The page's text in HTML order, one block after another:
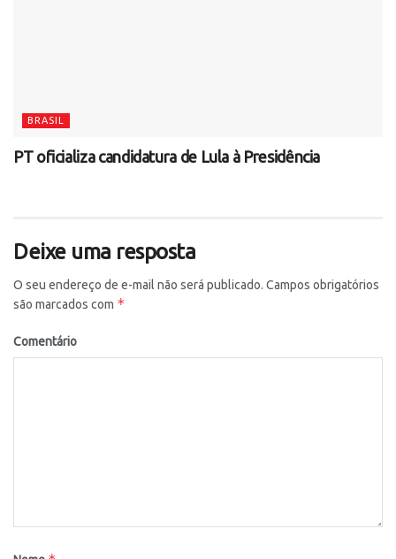
BRASIL
PT oficializa candidatura de Lula à Presidência
Deixe uma resposta
O seu endereço de e-mail não será publicado. Campos obrigatórios
são marcados com *
Comentário